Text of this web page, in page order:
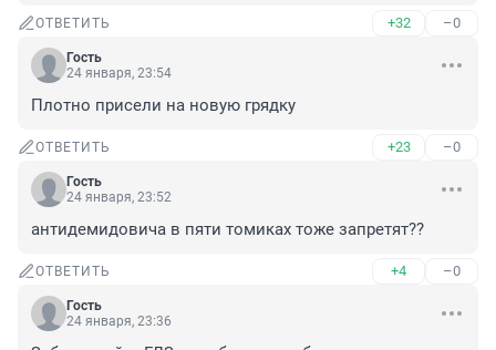
ОТВЕТИТЬ +32 –0
Гость
24 января, 23:54
Плотно присели на новую грядку
ОТВЕТИТЬ +23 –0
Гость
24 января, 23:52
антидемидовича в пяти томиках тоже запретят??
ОТВЕТИТЬ +4 –0
Гость
24 января, 23:36